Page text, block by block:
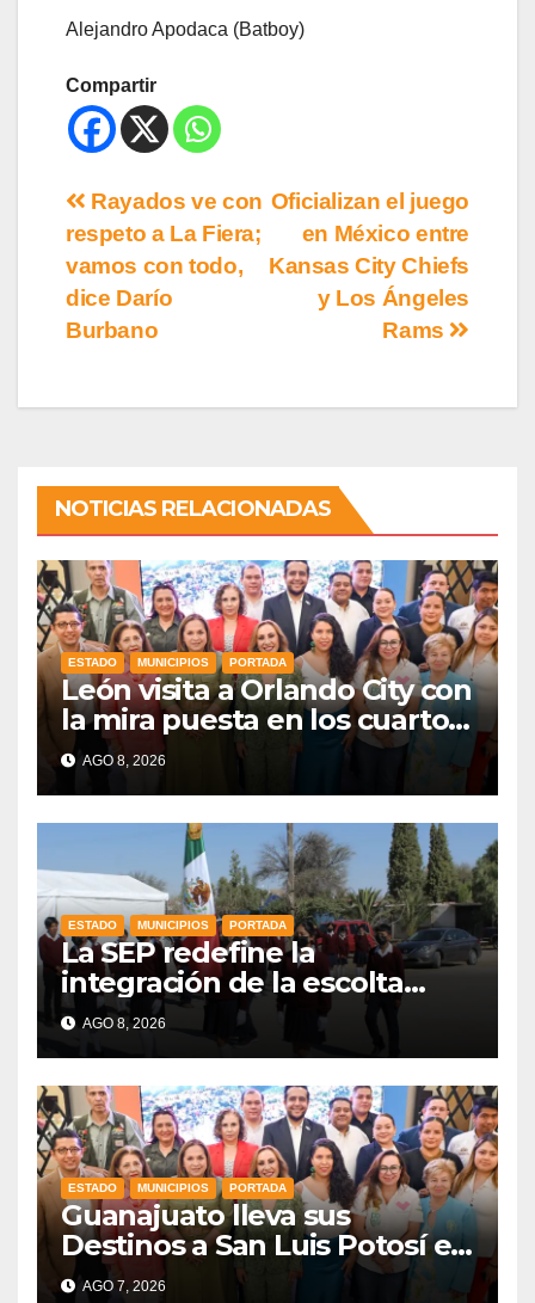
Alejandro Apodaca (Batboy)
Compartir
Oficializan el juego
en México entre
Kansas City Chiefs
y Los Ángeles
Rams
Rayados ve con
respeto a La Fiera;
vamos con todo,
dice Darío
Burbano
NOTICIAS RELACIONADAS
ESTADO MUNICIPIOS PORTADA
León visita a Orlando City con
la mira puesta en los cuartos
de final
AGO 8, 2026
ESTADO MUNICIPIOS PORTADA
La SEP redefine la
integración de la escolta
escolar prioritando la
inclusión
AGO 8, 2026
ESTADO MUNICIPIOS PORTADA
Guanajuato lleva sus
Destinos a San Luis Potosí en
vísperas de la FENAPO
AGO 7, 2026